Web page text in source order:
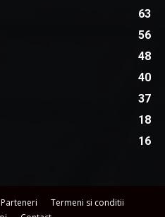
63
56
48
40
37
18
16
Parteneri
Termeni si conditii